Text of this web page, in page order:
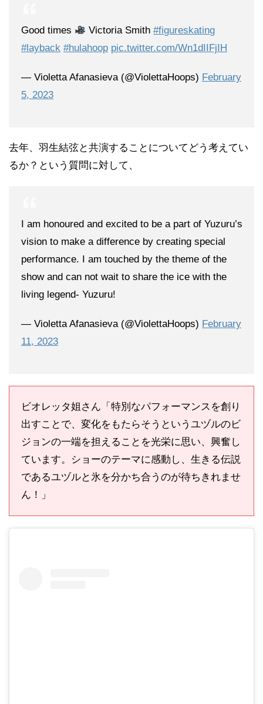
Good times Victoria Smith#figureskating
#layback #hulahoop pic.twitter.com/Wn1dIIFjIH
— Violetta Afanasieva (@ViolettaHoops) February
5, 2023
去年、羽生結弦と共演することについてどう考えてい
るか？という質問に対して、
I am honoured and excited to be a part of Yuzuru’s
vision to make a difference by creating special
performance. I am touched by the theme of the
show and can not wait to share the ice with the
living legend- Yuzuru!
— Violetta Afanasieva (@ViolettaHoops) February
11, 2023
ビオレッタ姐さん「特別なパフォーマンスを創り
出すことで、変化をもたらそうというユヅルのビ
ジョンの一端を担えることを光栄に思い、興奮し
ています。ショーのテーマに感動し、生きる伝説
であるユヅルと氷を分かち合うのが待ちきれませ
ん！」